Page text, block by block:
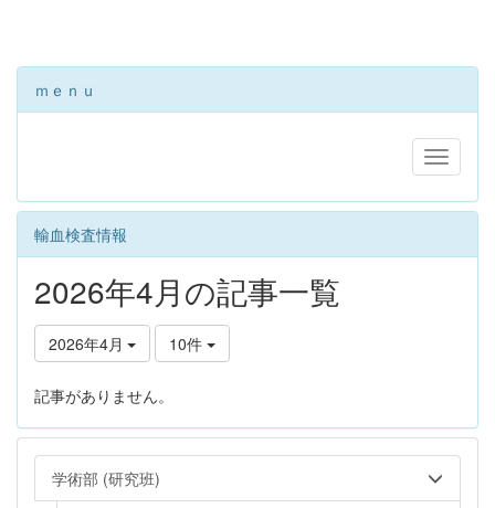
ｍｅｎｕ
輸血検査情報
2026年4月の記事一覧
2026年4月 10件
記事がありません。
学術部 (研究班)